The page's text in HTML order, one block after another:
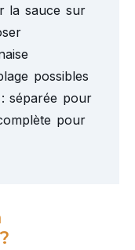
la sauce sur
possibles
séparée pour
pour